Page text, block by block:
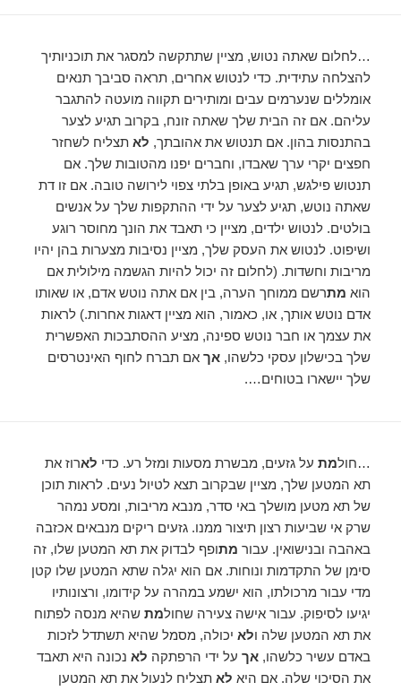
…לחלום שאתה נטוש, מציין שתתקשה למסגר את תוכניותיך
להצלחה עתידית. כדי לנטוש אחרים, תראה סביבך תנאים
אומללים שנערמים עבים ומותירים תקווה מועטה להתגבר
עליהם. אם זה הבית שלך שאתה זונח, בקרוב תגיע לצער
בהתנסות בהון. אם תנטוש את אהובתך, לא תצליח לשחזר
חפצים יקרי ערך שאבדו, וחברים יפנו מהטובות שלך. אם
תנטוש פילגש, תגיע באופן בלתי צפוי לירושה טובה. אם זו דת
שאתה נוטש, תגיע לצער על ידי ההתקפות שלך על אנשים
בולטים. לנטוש ילדים, מציין כי תאבד את הונך מחוסר רוגע
ושיפוט. לנטוש את העסק שלך, מציין נסיבות מצערות בהן יהיו
מריבות וחשדות. (לחלום זה יכול להיות הגשמה מילולית אם
הוא מתרשם ממוחך הערה, בין אם אתה נוטש אדם, או שאותו
אדם נוטש אותך, או, כאמור, הוא מציין דאגות אחרות.) לראות
את עצמך או חבר נוטש ספינה, מציע ההסתבכות האפשרית
שלך בכישלון עסקי כלשהו, ​​אך אם תברח לחוף האינטרסים
שלך יישארו בטוחים….
…חולמת על גזעים, מבשרת מסעות ומזל רע. כדי לארוז את
תא המטען שלך, מציין שבקרוב תצא לטיול נעים. לראות תוכן
של תא מטען מושלך באי סדר, מנבא מריבות, ומסע נמהר
שרק אי שביעות רצון תיצור ממנו. גזעים ריקים מנבאים אכזבה
באהבה ובנישואין. עבור מתופף לבדוק את תא המטען שלו, זה
סימן של התקדמות ונוחות. אם הוא יגלה שתא המטען שלו קטן
מדי עבור מרכולתו, הוא ישמע במהרה על קידומו, ורצונותיו
יגיעו לסיפוק. עבור אישה צעירה שחולמת שהיא מנסה לפתוח
את תא המטען שלה ולא יכולה, מסמל שהיא תשתדל לזכות
באדם עשיר כלשהו, ​​אך על ידי הרפתקה לא נכונה היא תאבד
את הסיכוי שלה. אם היא לא תצליח לנעול את תא המטען